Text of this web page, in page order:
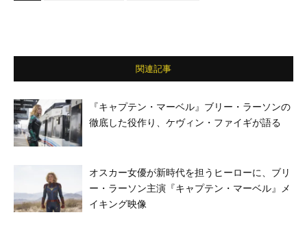
関連記事
『キャプテン・マーベル』ブリー・ラーソンの
徹底した役作り、ケヴィン・ファイギが語る
オスカー女優が新時代を担うヒーローに、ブリ
ー・ラーソン主演『キャプテン・マーベル』メ
イキング映像